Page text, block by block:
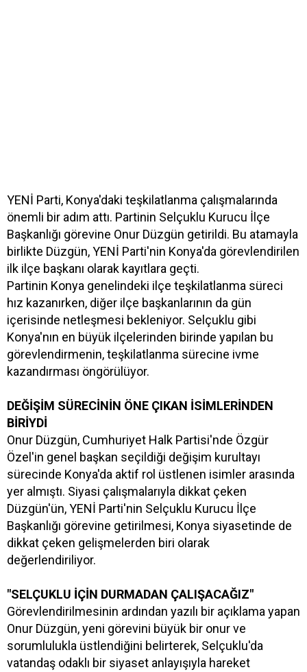
YENİ Parti, Konya'daki teşkilatlanma çalışmalarında
önemli bir adım attı. Partinin Selçuklu Kurucu İlçe
Başkanlığı görevine Onur Düzgün getirildi. Bu atamayla
birlikte Düzgün, YENİ Parti'nin Konya'da görevlendirilen
ilk ilçe başkanı olarak kayıtlara geçti.
Partinin Konya genelindeki ilçe teşkilatlanma süreci
hız kazanırken, diğer ilçe başkanlarının da gün
içerisinde netleşmesi bekleniyor. Selçuklu gibi
Konya'nın en büyük ilçelerinden birinde yapılan bu
görevlendirmenin, teşkilatlanma sürecine ivme
kazandırması öngörülüyor.
DEĞİŞİM SÜRECİNİN ÖNE ÇIKAN İSİMLERİNDEN
BİRİYDİ
Onur Düzgün, Cumhuriyet Halk Partisi'nde Özgür
Özel'in genel başkan seçildiği değişim kurultayı
sürecinde Konya'da aktif rol üstlenen isimler arasında
yer almıştı. Siyasi çalışmalarıyla dikkat çeken
Düzgün'ün, YENİ Parti'nin Selçuklu Kurucu İlçe
Başkanlığı görevine getirilmesi, Konya siyasetinde de
dikkat çeken gelişmelerden biri olarak
değerlendiriliyor.
"SELÇUKLU İÇİN DURMADAN ÇALIŞACAĞIZ"
Görevlendirilmesinin ardından yazılı bir açıklama yapan
Onur Düzgün, yeni görevini büyük bir onur ve
sorumlulukla üstlendiğini belirterek, Selçuklu'da
vatandaş odaklı bir siyaset anlayışıyla hareket